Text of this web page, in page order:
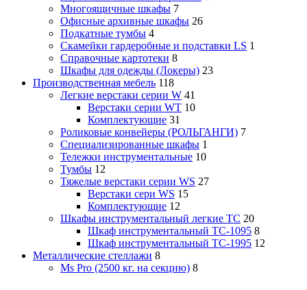
Многоящичные шкафы 7
Офисные архивные шкафы 26
Подкатные тумбы 4
Скамейки гардеробные и подставки LS 1
Справочные картотеки 8
Шкафы для одежды (Локеры) 23
Производственная мебель 118
Легкие верстаки серии W 41
Верстаки серии WT 10
Комплектующие 31
Роликовые конвейеры (РОЛЬГАНГИ) 7
Специализированные шкафы 1
Тележки инструментальные 10
Тумбы 12
Тяжелые верстаки серии WS 27
Верстаки сери WS 15
Комплектующие 12
Шкафы инструментальный легкие ТС 20
Шкаф инструментальный TC-1095 8
Шкаф инструментальный TC-1995 12
Металлические стеллажи 8
Ms Pro (2500 кг. на секцию) 8